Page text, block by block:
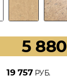
5 880
19 757 РУБ.